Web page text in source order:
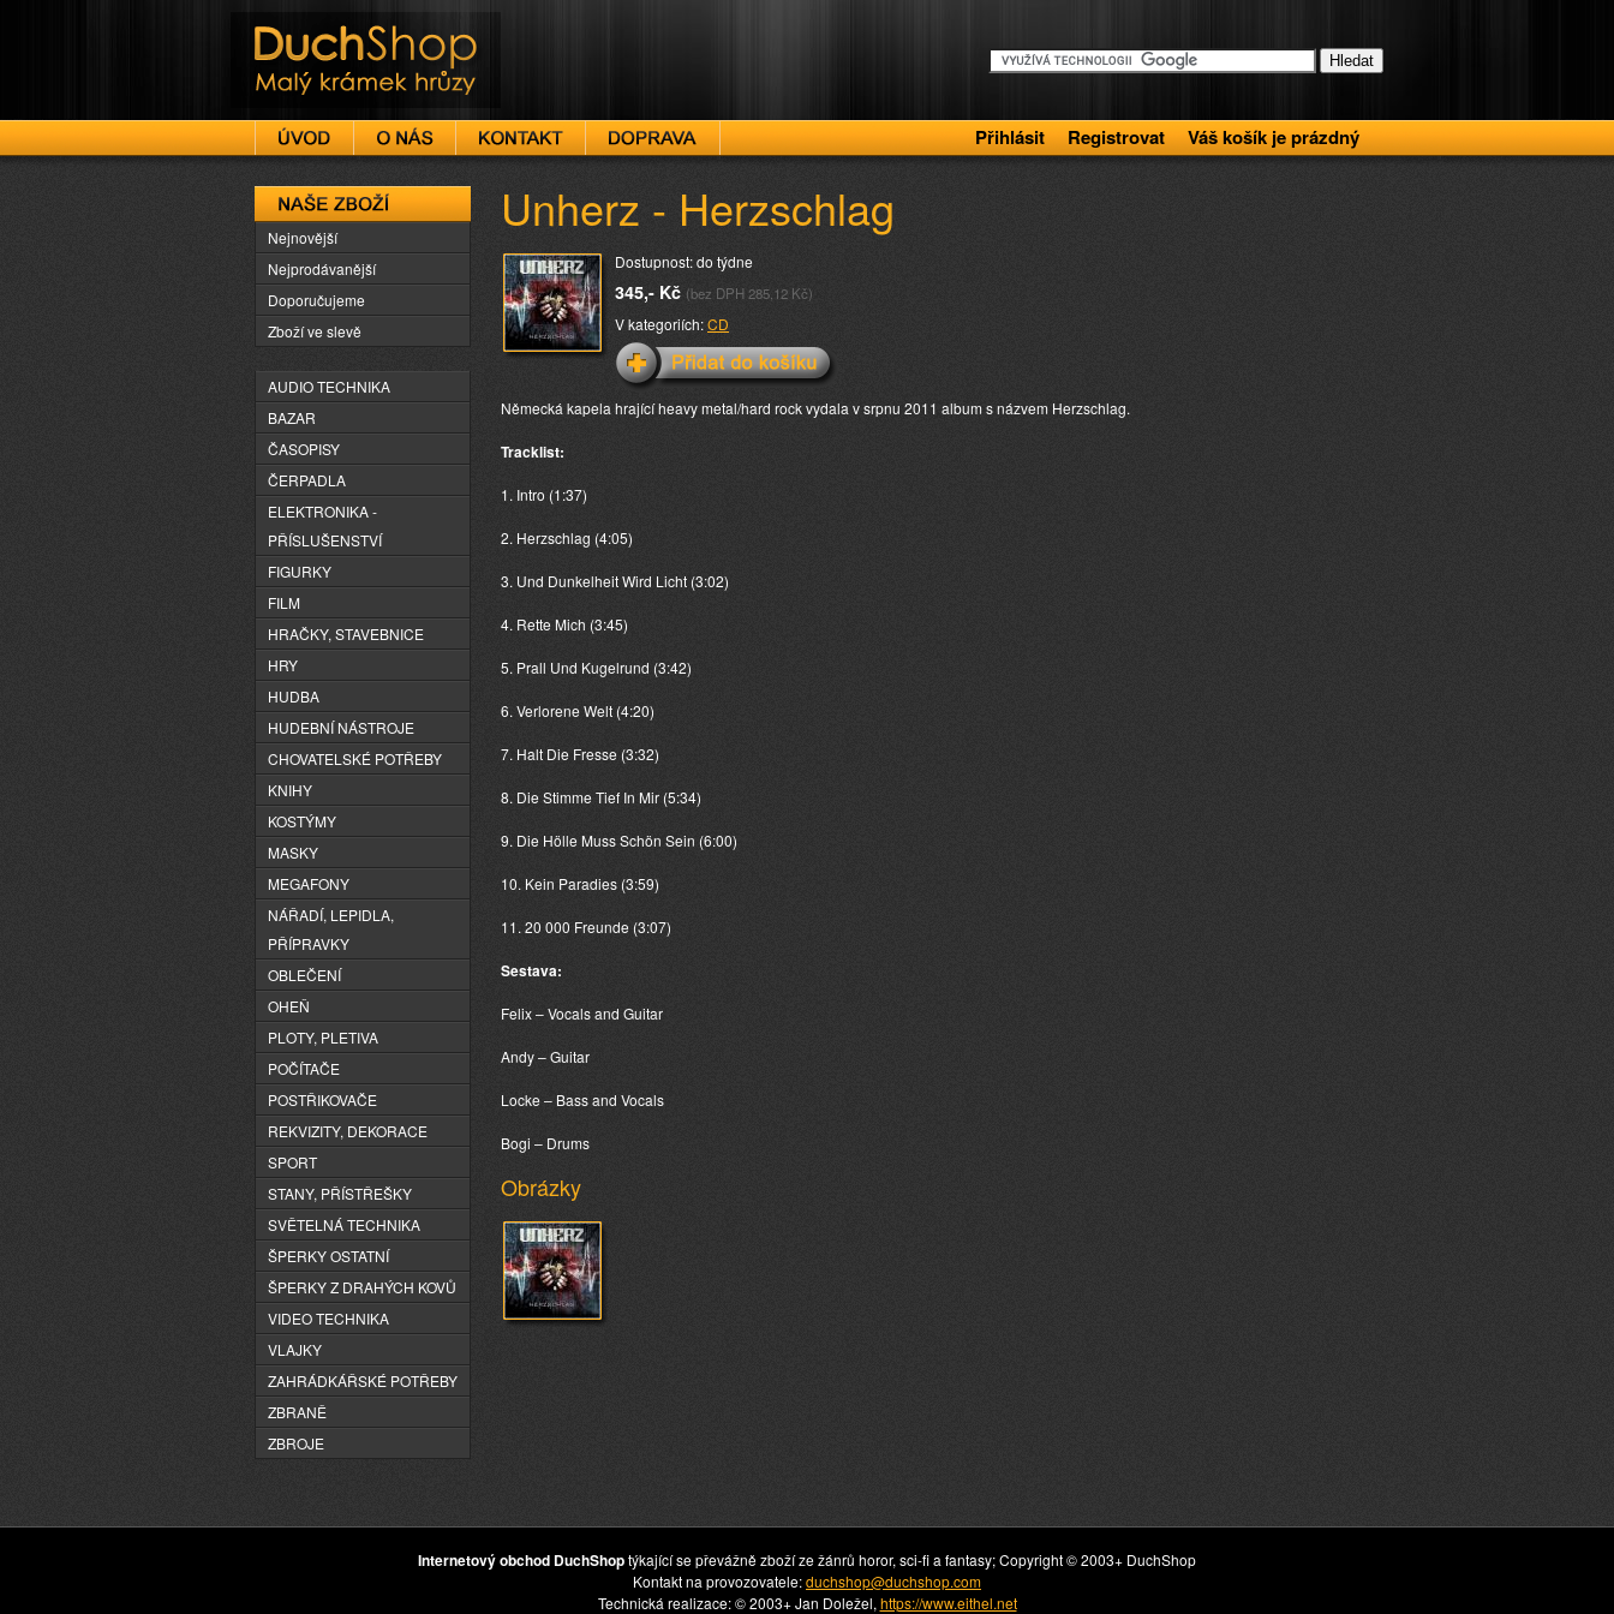
DuchShop
Přihlásit Registrovat Váš košík je prázdný
Unherz - Herzschlag
Dostupnost: do týdne
345,- Kč (bez DPH 285,12 Kč)
V kategoriích:CD
Německá kapela hrající heavy metal/hard rock vydala v srpnu 2011 album s názvem Herzschlag.
Tracklist:
1. Intro (1:37)
2. Herzschlag (4:05)
3. Und Dunkelheit Wird Licht (3:02)
4. Rette Mich (3:45)
5. Prall Und Kugelrund (3:42)
6. Verlorene Welt (4:20)
7. Halt Die Fresse (3:32)
8. Die Stimme Tief In Mir (5:34)
9. Die Hölle Muss Schön Sein (6:00)
10. Kein Paradies (3:59)
11. 20 000 Freunde (3:07)
Sestava:
Felix – Vocals and Guitar
Andy – Guitar
Locke – Bass and Vocals
Bogi – Drums
Obrázky
Naše zboží
Nejnovější
Nejprodávanější
Doporučujeme
Zboží ve slevě
AUDIO TECHNIKA
BAZAR
ČASOPISY
ČERPADLA
ELEKTRONIKA -
PŘÍSLUŠENSTVÍ
FIGURKY
FILM
HRAČKY, STAVEBNICE
HRY
HUDBA
HUDEBNÍ NÁSTROJE
CHOVATELSKÉ POTŘEBY
KNIHY
KOSTÝMY
MASKY
MEGAFONY
NÁŘADÍ, LEPIDLA,
PŘÍPRAVKY
OBLEČENÍ
OHEŇ
PLOTY, PLETIVA
POČÍTAČE
POSTŘIKOVAČE
REKVIZITY, DEKORACE
SPORT
STANY, PŘÍSTŘEŠKY
SVĚTELNÁ TECHNIKA
ŠPERKY OSTATNÍ
ŠPERKY Z DRAHÝCH KOVŮ
VIDEO TECHNIKA
VLAJKY
ZAHRÁDKÁŘSKÉ POTŘEBY
ZBRANĚ
ZBROJE
Internetový obchod DuchShoptýkající se převážně zboží ze žánrů horor, sci-fi a fantasy; Copyright © 2003+ DuchShop
Kontakt na provozovatele:duchshop@duchshop.com
Technická realizace: © 2003+ Jan Doležel, https://www.eithel.net